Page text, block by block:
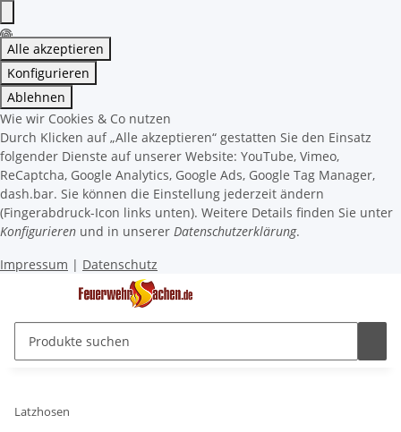
Alle akzeptieren
Konfigurieren
Ablehnen
Wie wir Cookies & Co nutzen
Durch Klicken auf „Alle akzeptieren“ gestatten Sie den Einsatz
folgender Dienste auf unserer Website: YouTube, Vimeo,
ReCaptcha, Google Analytics, Google Ads, Google Tag Manager,
dash.bar. Sie können die Einstellung jederzeit ändern
(Fingerabdruck-Icon links unten). Weitere Details finden Sie unter
Konfigurieren und in unserer Datenschutzerklärung.
Impressum | Datenschutz
Latzhosen